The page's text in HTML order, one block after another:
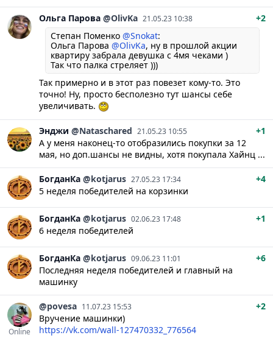
Ольга Парова @OlivKa 21.05.23 10:38
+2
Степан Поменко @Snokat:
Ольга Парова @OlivKa, ну в прошлой акции
квартиру забрала девушка с 4мя чеками )
Так что палка стреляет )))
Так примерно и в этот раз повезет кому-то. Это
точно! Ну, просто бесполезно тут шансы себе
увеличивать.
Энджи @Nataschared 21.05.23 10:55
+1
А у меня наконец-то отобразились покупки за 12
мая, но доп.шансы не видны, хотя покупала Хайнц ...
БогданКа @kotjarus 27.05.23 17:34
+4
5 неделя победителей на корзинки
БогданКа @kotjarus 02.06.23 17:48
+1
6 неделя победителей
БогданКа @kotjarus 09.06.23 11:01
+6
Последняя неделя победителей и главный на
машинку
Online
@povesa 11.07.23 15:53
+2
Вручение машинки)
https://vk.com/wall-127470332_776564